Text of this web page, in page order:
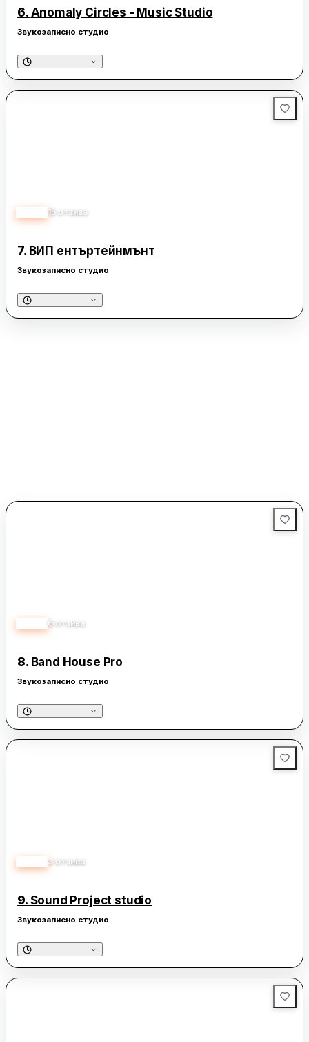
6. Anomaly Circles - Music Studio
Звукозаписно студио
15 отзива
7. ВИП ентъртейнмънт
Звукозаписно студио
6 отзива
8. Band House Pro
Звукозаписно студио
3 отзива
9. Sound Project studio
Звукозаписно студио